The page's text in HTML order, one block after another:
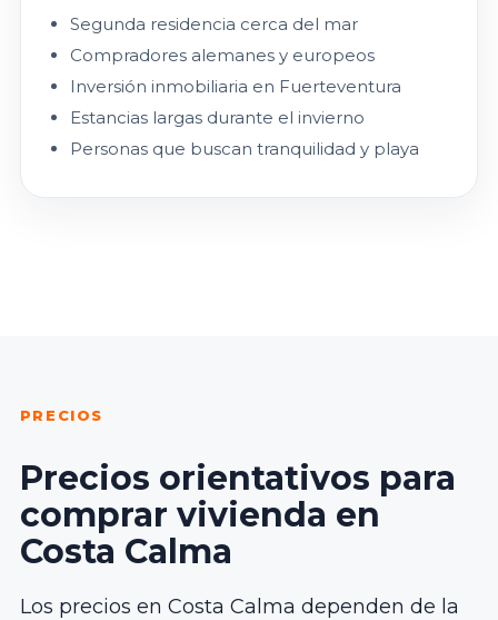
Segunda residencia cerca del mar
Compradores alemanes y europeos
Inversión inmobiliaria en Fuerteventura
Estancias largas durante el invierno
Personas que buscan tranquilidad y playa
PRECIOS
Precios orientativos para
comprar vivienda en
Costa Calma
Los precios en Costa Calma dependen de la